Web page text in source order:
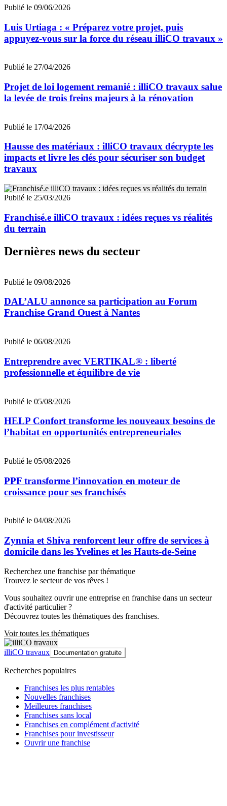
Publié le 09/06/2026
Luis Urtiaga : « Préparez votre projet, puis
appuyez-vous sur la force du réseau illiCO travaux »
Publié le 27/04/2026
Projet de loi logement remanié : illiCO travaux salue
la levée de trois freins majeurs à la rénovation
Publié le 17/04/2026
Hausse des matériaux : illiCO travaux décrypte les
impacts et livre les clés pour sécuriser son budget
travaux
Publié le 25/03/2026
Franchisé.e illiCO travaux : idées reçues vs réalités
du terrain
Dernières news du secteur
Publié le 09/08/2026
DAL’ALU annonce sa participation au Forum
Franchise Grand Ouest à Nantes
Publié le 06/08/2026
Entreprendre avec VERTIKAL® : liberté
professionnelle et équilibre de vie
Publié le 05/08/2026
HELP Confort transforme les nouveaux besoins de
l’habitat en opportunités entrepreneuriales
Publié le 05/08/2026
PPF transforme l’innovation en moteur de
croissance pour ses franchisés
Publié le 04/08/2026
Zynnia et Shiva renforcent leur offre de services à
domicile dans les Yvelines et les Hauts-de-Seine
Recherchez une franchise par thématique
Trouvez le secteur de vos rêves !
Vous souhaitez ouvrir une entreprise en franchise dans un secteur
d'activité particulier ?
Découvrez toutes les thématiques des franchises.
Voir toutes les thématiques
illiCO travaux Documentation gratuite
Recherches populaires
Franchises les plus rentables
Nouvelles franchises
Meilleures franchises
Franchises sans local
Franchises en complément d'activité
Franchises pour investisseur
Ouvrir une franchise